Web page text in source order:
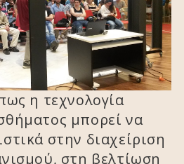
η τεχνολογία
μπορεί να
στην διαχείριση
στη βελτίωση